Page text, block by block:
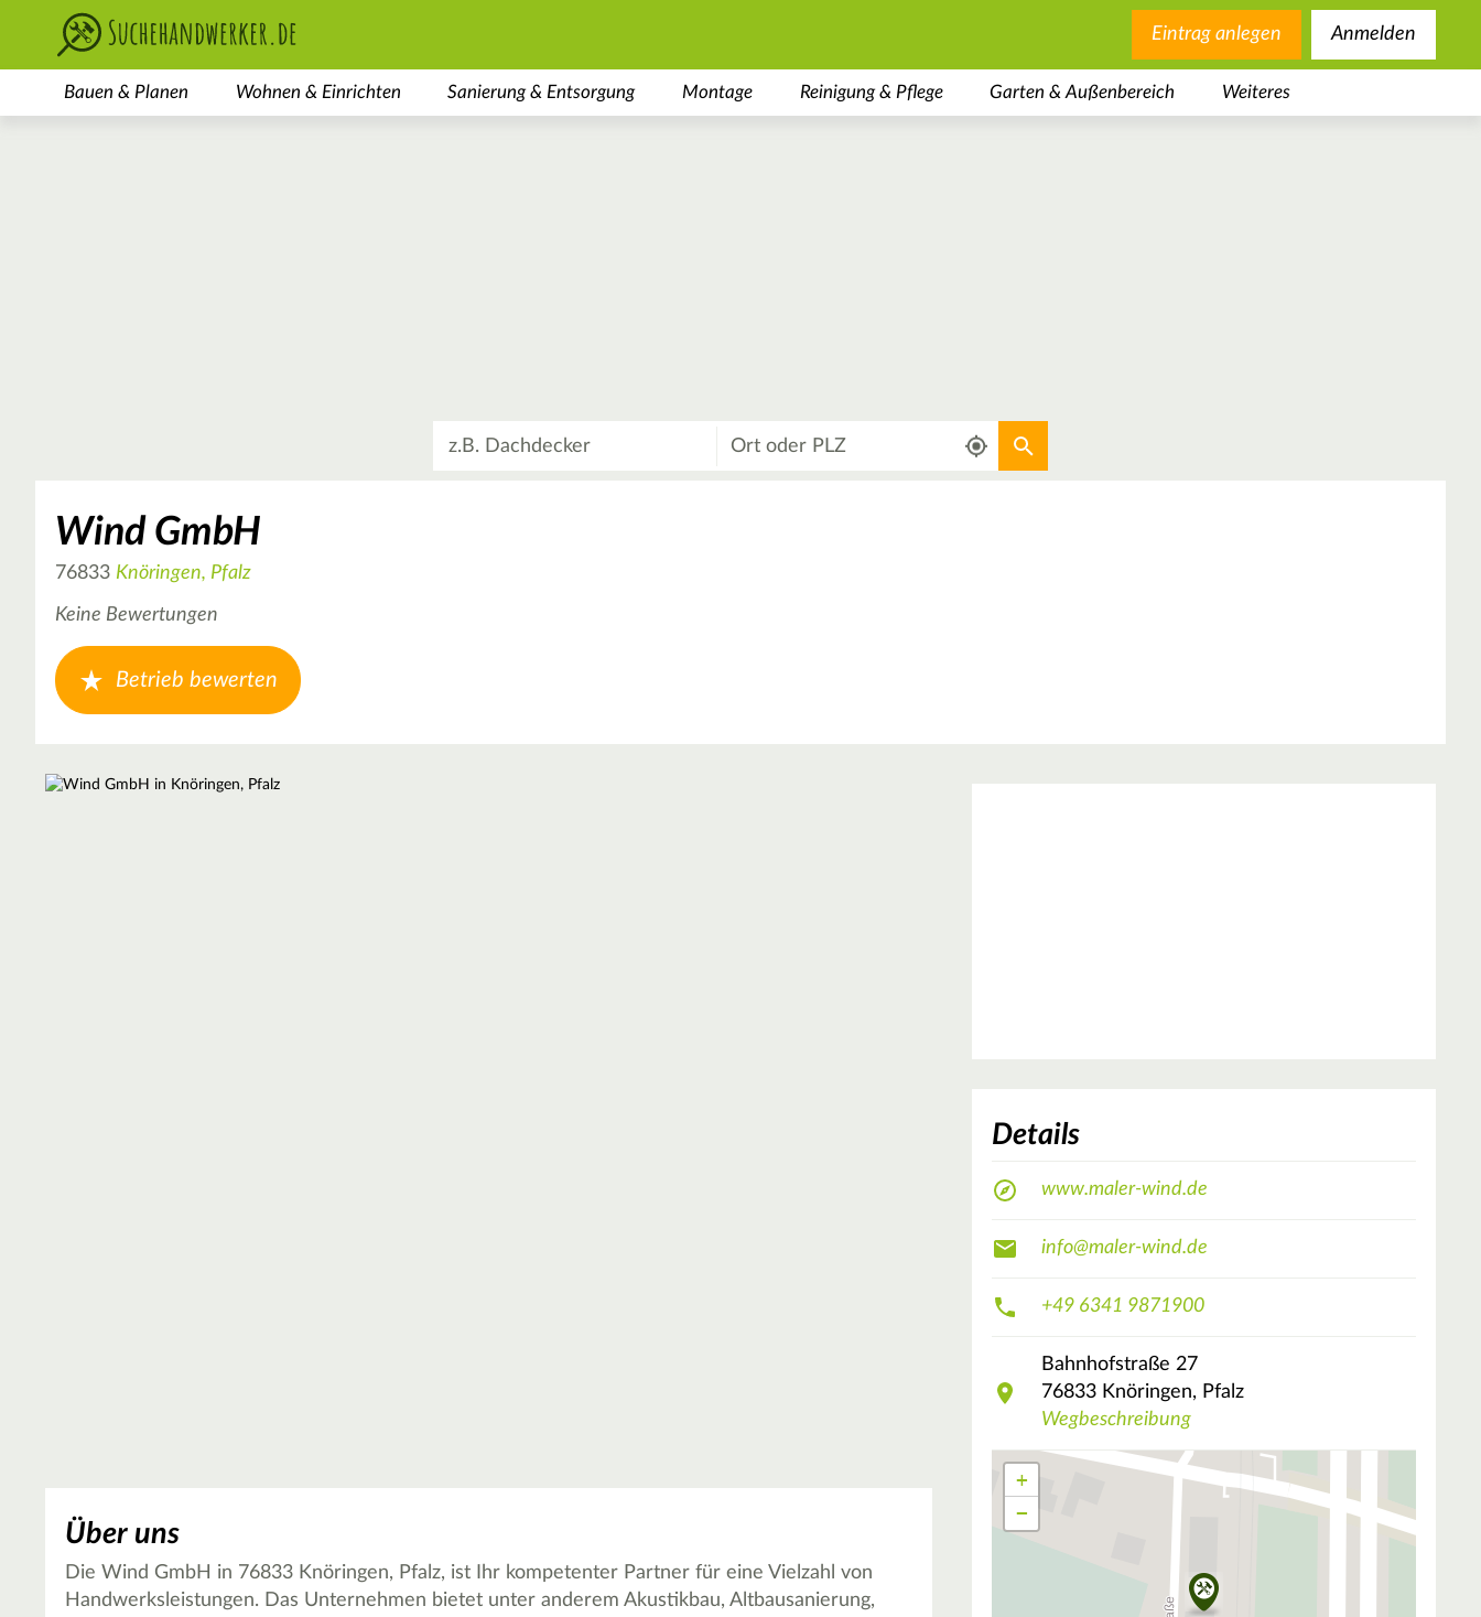
Eintrag anlegen Anmelden
Bauen & Planen Wohnen & Einrichten Sanierung & Entsorgung Montage Reinigung & Pflege Garten & Außenbereich Weiteres
Aktuellen Standort verwenden
Wind GmbH
76833 Knöringen, Pfalz
Keine Bewertungen
Betrieb bewerten
Über uns
Die Wind GmbH in 76833 Knöringen, Pfalz, ist Ihr kompetenter Partner für eine Vielzahl von
Handwerksleistungen. Das Unternehmen bietet unter anderem Akustikbau, Altbausanierung,
Details
www.maler-wind.de
info@maler-wind.de
+49 6341 9871900
Bahnhofstraße 27
76833 Knöringen, Pfalz
Wegbeschreibung
+
−